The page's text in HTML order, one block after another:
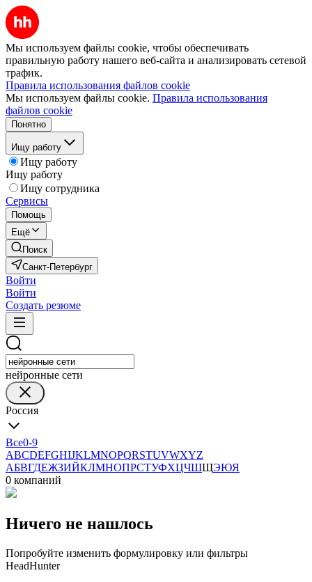
Мы используем файлы cookie, чтобы обеспечивать
правильную работу нашего веб-сайта и анализировать сетевой
трафик.
Правила использования файлов cookie
Мы используем файлы cookie. Правила использования
файлов cookie
Понятно
Ищу работу
Ищу работу
Ищу работу
Ищу сотрудника
Сервисы
Помощь
Ещё
Поиск
Санкт-Петербург
Войти
Войти
Создать резюме
нейронные сети
Россия
Все0-9
ABCDEFGHIJKLMNOPQRSTUVWXYZ
АБВГДЕЖЗИЙКЛМНОПРСТУФХЦЧШЩЭЮЯ
0 компаний
Ничего не нашлось
Попробуйте изменить формулировку или фильтры
HeadHunter